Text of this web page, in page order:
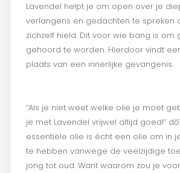
Lavendel helpt je om open over je
verlangens en gedachten te spreken
zichzelf hield. Dit voor wie bang is om
gehoord te worden. Hierdoor vindt
plaats van een innerlijke gevangenis.
“Als je niet weet welke olie je moet
je met Lavendel vrijwel altijd goed!”
essentiële olie is ècht een olie om in
te hebben vanwege de veelzijdige
jong tot oud. Want waarom zou je